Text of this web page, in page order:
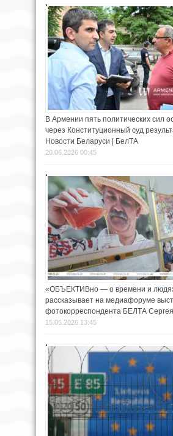
В Армении пять политических сил
через Конституционный суд
Новости Беларуси | БелТА
20.06.2026 00:45
«ОБЪЕКТИВно — о времени и
рассказывает на медиафоруме
фотокорреспондента БЕЛТА
15.05.2026 13:45